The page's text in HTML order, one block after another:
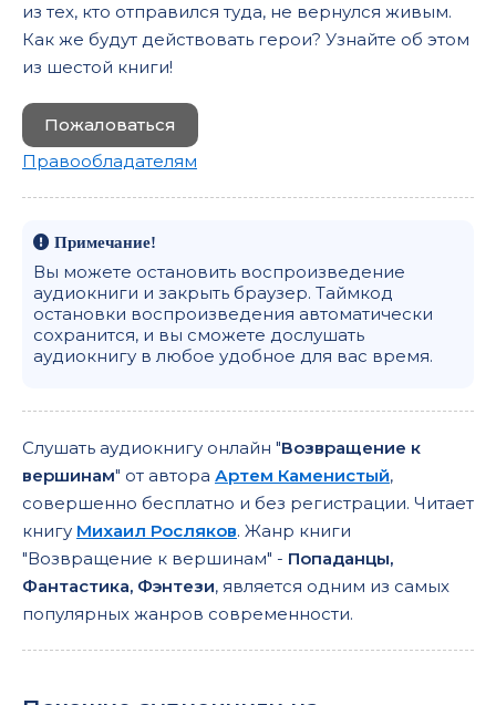
из тех, кто отправился туда, не вернулся живым.
Как же будут действовать герои? Узнайте об этом
из шестой книги!
Пожаловаться
Правообладателям
Примечание!
Вы можете остановить воспроизведение
аудиокниги и закрыть браузер. Таймкод
остановки воспроизведения автоматически
сохранится, и вы сможете дослушать
аудиокнигу в любое удобное для вас время.
Слушать аудиокнигу онлайн "Возвращение к
вершинам" от автора Артем Каменистый,
совершенно бесплатно и без регистрации. Читает
книгу Михаил Росляков. Жанр книги
"Возвращение к вершинам" - Попаданцы,
Фантастика, Фэнтези, является одним из самых
популярных жанров современности.